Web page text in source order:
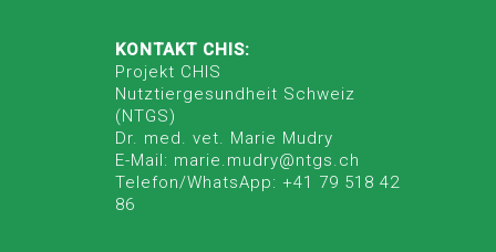
KONTAKT CHIS:
Projekt CHIS
Nutztiergesundheit Schweiz
(NTGS)
Dr. med. vet. Marie Mudry
E-Mail: marie.mudry@ntgs.ch
Telefon/WhatsApp: +41 79 518 42
86